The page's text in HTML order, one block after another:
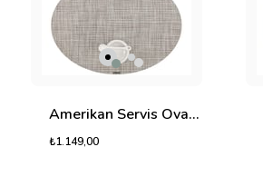
Amerikan Servis Oval Combo
₺1.149,00